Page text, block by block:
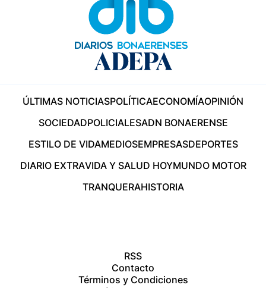
ÚLTIMAS NOTICIASPOLÍTICAECONOMÍAOPINIÓN
SOCIEDADPOLICIALESADN BONAERENSE
ESTILO DE VIDAMEDIOSEMPRESASDEPORTES
DIARIO EXTRAVIDA Y SALUD HOYMUNDO MOTOR
TRANQUERAHISTORIA
RSS
Contacto
Términos y Condiciones